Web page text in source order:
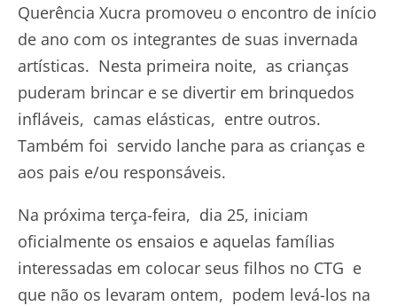
Querência Xucra promoveu o encontro de início
de ano com os integrantes de suas invernada
artísticas. Nesta primeira noite, as crianças
puderam brincar e se divertir em brinquedos
infláveis, camas elásticas, entre outros.
Também foi servido lanche para as crianças e
aos pais e/ou responsáveis.
Na próxima terça-feira, dia 25, iniciam
oficialmente os ensaios e aquelas famílias
interessadas em colocar seus filhos no CTG e
que não os levaram ontem, podem levá-los na